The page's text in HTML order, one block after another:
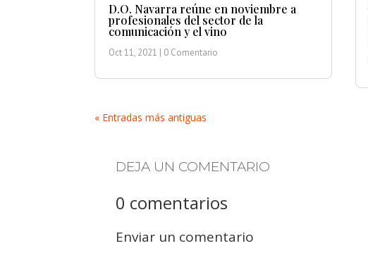
D.O. Navarra reúne en noviembre a
profesionales del sector de la
comunicación y el vino
Oct 11, 2021 | 0 Comentario
« Entradas más antiguas
DEJA UN COMENTARIO
0 comentarios
Enviar un comentario